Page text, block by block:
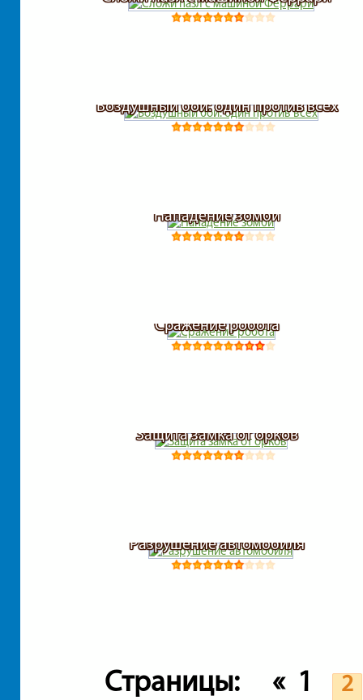
Воздушный бой: один против всех
Нападение зомби
Сражение робота
Защита замка от орков
Разрушение автомобиля
Страницы: « 1 2